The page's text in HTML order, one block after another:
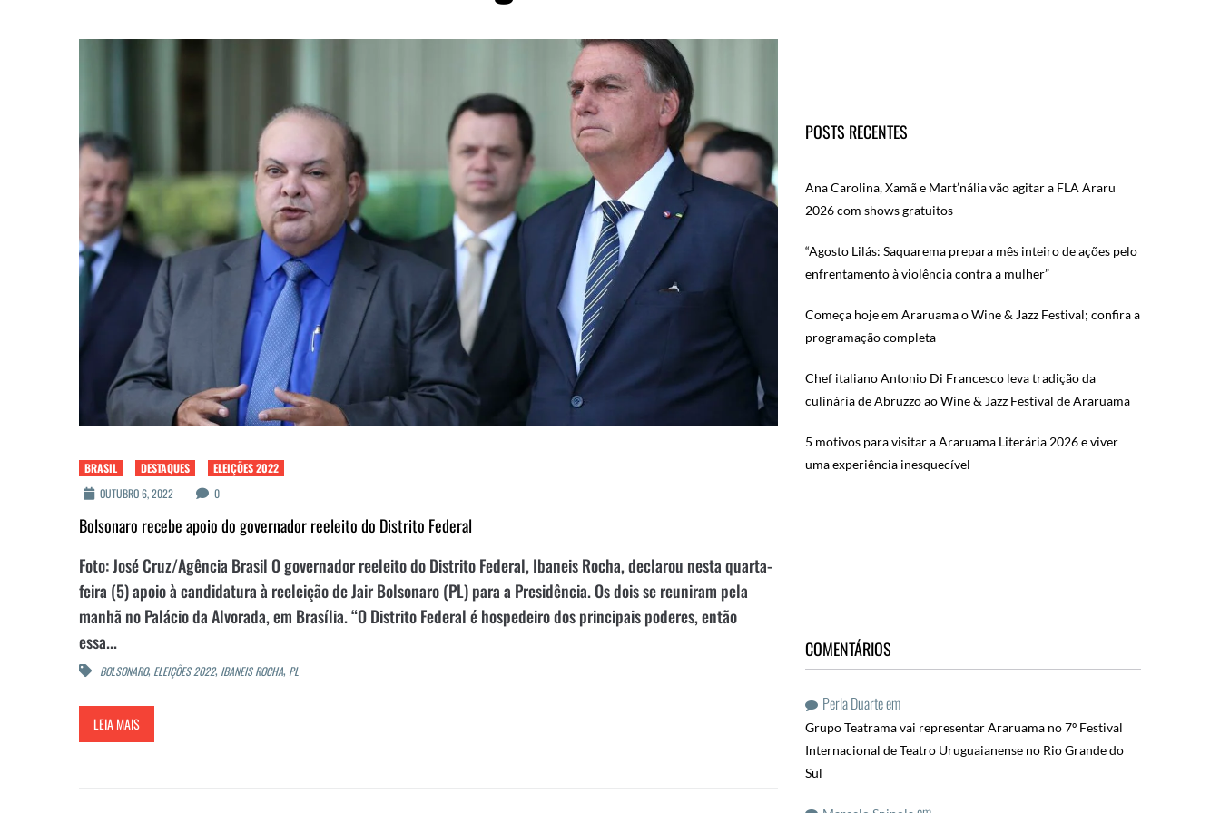
BRASIL DESTAQUES
ELEIÇÕES 2022
OUTUBRO 6, 2022
0
Bolsonaro recebe apoio do governador reeleito do Distrito Federal
Foto: José Cruz/Agência Brasil O governador reeleito do Distrito Federal, Ibaneis Rocha, declarou nesta quarta-
feira (5) apoio à candidatura à reeleição de Jair Bolsonaro (PL) para a Presidência. Os dois se reuniram pela
manhã no Palácio da Alvorada, em Brasília. “O Distrito Federal é hospedeiro dos principais poderes, então
essa...
BOLSONARO, ELEIÇÕES 2022, IBANEIS ROCHA, PL
LEIA MAIS
POSTS RECENTES
Ana Carolina, Xamã e Mart’nália vão agitar a FLA Araru
2026 com shows gratuitos
“Agosto Lilás: Saquarema prepara mês inteiro de ações pelo
enfrentamento à violência contra a mulher”
Começa hoje em Araruama o Wine & Jazz Festival; confira a
programação completa
Chef italiano Antonio Di Francesco leva tradição da
culinária de Abruzzo ao Wine & Jazz Festival de Araruama
5 motivos para visitar a Araruama Literária 2026 e viver
uma experiência inesquecível
COMENTÁRIOS
Perla Duarteem
Grupo Teatrama vai representar Araruama no 7º Festival
Internacional de Teatro Uruguaianense no Rio Grande do
Sul